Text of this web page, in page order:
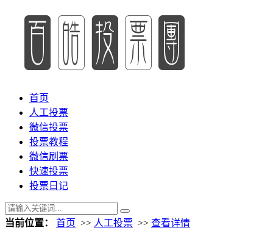
首页
人工投票
微信投票
投票教程
微信刷票
快速投票
投票日记
当前位置： 首页 >> 人工投票 >> 查看详情